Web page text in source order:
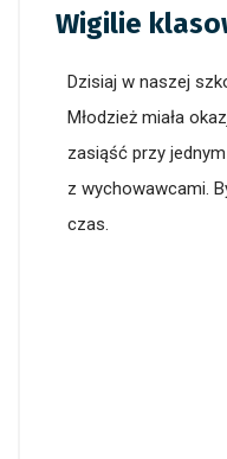
Wigilie
Dzisiaj w naszej
Młodzież miała
zasiąść przy
z wychowawcami.
czas.